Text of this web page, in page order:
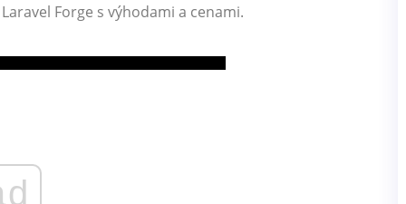
Forge s výhodami a cenami.